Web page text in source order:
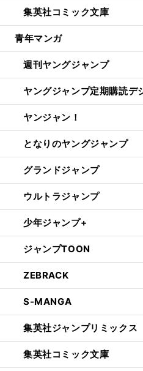
集英社コミック文庫
青年マンガ
週刊ヤングジャンプ
ヤングジャンプ定期購読デ
ヤンジャン！
となりのヤングジャンプ
グランドジャンプ
ウルトラジャンプ
少年ジャンプ+
ジャンプTOON
ZEBRACK
S-MANGA
集英社ジャンプリミックス
集英社コミック文庫